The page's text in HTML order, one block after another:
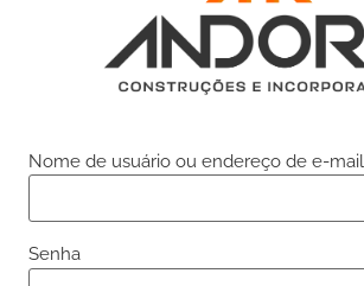
Nome de usuário ou endereço de e-mail
Senha